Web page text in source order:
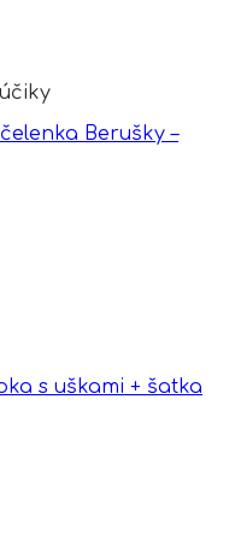
Berušky –
s uškami + šatka